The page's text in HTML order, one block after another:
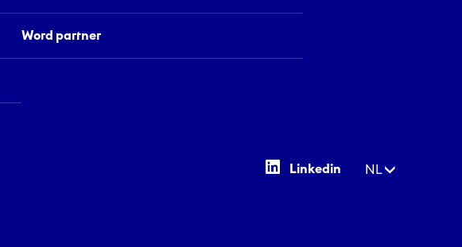
Word partner
Linkedin NL